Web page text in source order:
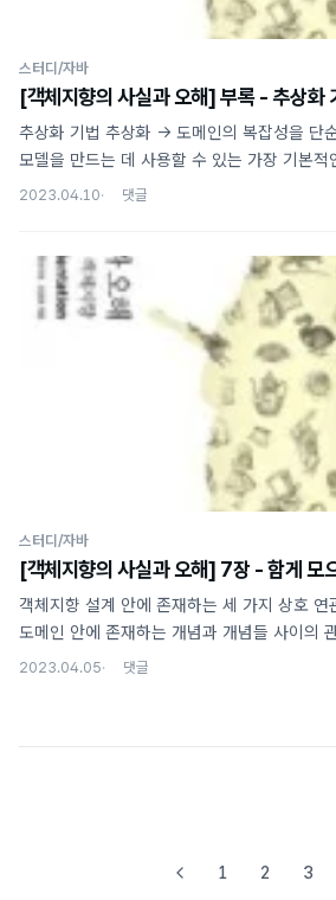
스터디/자바
[객체지향의 사실과 오해] 부록 - 추상화
추상화 기법 추상화 -> 도메인의 복잡성을 단
모델을 만드는 데 사용할 수 있는 가장 기본적
기법들은 복잡성을 낮추기 위해 사물의 특정한
개념과 범주 객체를 분류하고 범주로 묶는 것
공통의 개념을 적용하는 것을 의미함 분류 ->
개념(타입)을 적용하는 과정 즉, 객체를 타입(
타입 객체가 타입에 속하는지 검증하기 위해
심볼(타입의 이름), 내연(타입의 정의), 외연(
집합) 외연과 집합 외연은 ..
2023.04.10
스터디/자바
[객체지향의 사실과 오해] 7장 - 함게 모
객체지향 설계 안에 존재하는 세 가지 상호 연
도메인 안에 존재하는 개념과 개념들 사이의
규칙과 제약을 최대한 유사하게 반영 명세 관
-> 최종 코드 구현 과정 ..
2023.04.05
1 2 3